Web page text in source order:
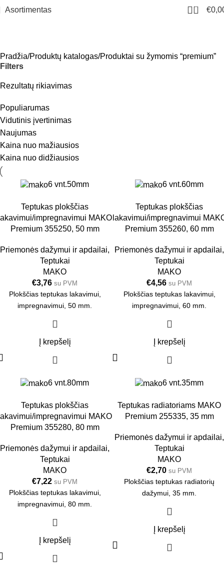
Asortimentas 0 €
Pradžia Produktų katalogas Produktai su žymomis “premium”
Filters
Rezultatų rikiavimas
Populiarumas
Vidutinis įvertinimas
Naujumas
Kaina nuo mažiausios
Kaina nuo didžiausios
6 vnt.50mm
Teptukas plokščias
impregnavimui MAKO
Premium 355250, 50 mm
Priemonės dažymui ir apdailai,
Teptukai
MAKO
€3,76 su PVM
Plokščias teptukas lakavimui,
impregnavimui, 50 mm.
Į krepšelį
6 vnt.60mm
Teptukas plokščias
lakavimui/impregnavimui
Premium 355260, 60 mm
Priemonės dažymui ir apdailai,
Teptukai
MAKO
€4,56 su PVM
Plokščias teptukas lakavimui,
impregnavimui, 60 mm.
Į krepšelį
6 vnt.80mm
Teptukas plokščias
impregnavimui MAKO
Premium 355280, 80 mm
Priemonės dažymui ir apdailai,
Teptukai
MAKO
€7,22 su PVM
Plokščias teptukas lakavimui,
impregnavimui, 80 mm.
Į krepšelį
6 vnt.35mm
Teptukas radiatoriams MAKO
Premium 255335, 35 mm
Priemonės dažymui ir apdailai,
Teptukai
MAKO
€2,70 su PVM
Plokščias teptukas radiatorių
dažymui, 35 mm.
Į krepšelį